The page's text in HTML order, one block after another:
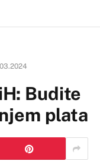
Budite
plata